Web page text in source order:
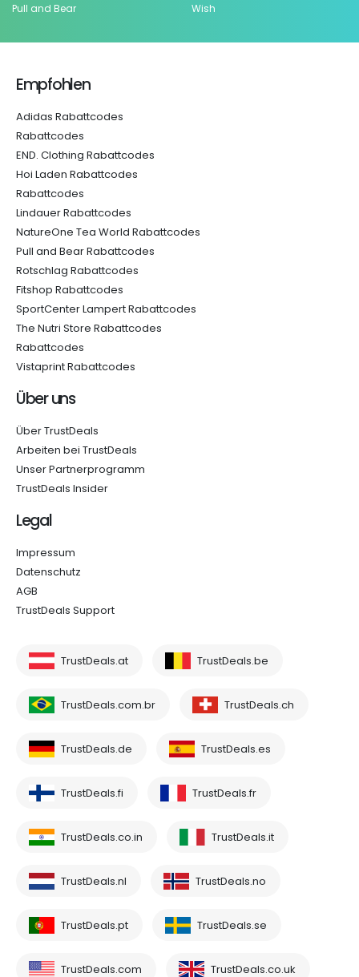
Pull and Bear
Wish
Empfohlen
Adidas Rabattcodes
Rabattcodes
END. Clothing Rabattcodes
Hoi Laden Rabattcodes
Rabattcodes
Lindauer Rabattcodes
NatureOne Tea World Rabattcodes
Pull and Bear Rabattcodes
Rotschlag Rabattcodes
Fitshop Rabattcodes
SportCenter Lampert Rabattcodes
The Nutri Store Rabattcodes
Rabattcodes
Vistaprint Rabattcodes
Über uns
Über TrustDeals
Arbeiten bei TrustDeals
Unser Partnerprogramm
TrustDeals Insider
Legal
Impressum
Datenschutz
AGB
TrustDeals Support
TrustDeals.at TrustDeals.be
TrustDeals.com.br TrustDeals.ch
TrustDeals.de TrustDeals.es
TrustDeals.fi TrustDeals.fr
TrustDeals.co.in TrustDeals.it
TrustDeals.nl TrustDeals.no
TrustDeals.pt TrustDeals.se
TrustDeals.com TrustDeals.co.uk